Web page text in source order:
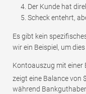
Der Kunde hat
Scheck entehrt,
Es gibt kein
wir ein Beispiel, um
Kontoauszug mit einer
zeigt eine Balance von
während